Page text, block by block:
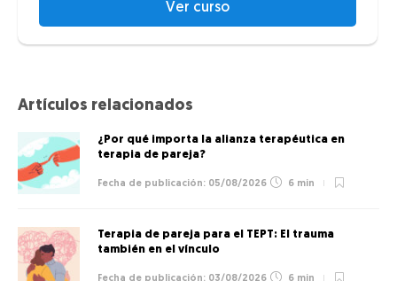
Ver curso
Artículos relacionados
¿Por qué importa la alianza terapéutica en
terapia de pareja?
05/08/2026 6 min
Terapia de pareja para el TEPT: El trauma
también en el vínculo
03/08/2026 6 min